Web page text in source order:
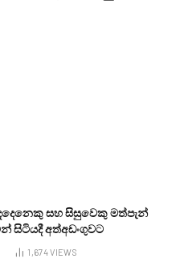
සහ සිසුවෙකු මත්පැන්
සිටියදී අත්අඩංගුවට
1,674VIEWS